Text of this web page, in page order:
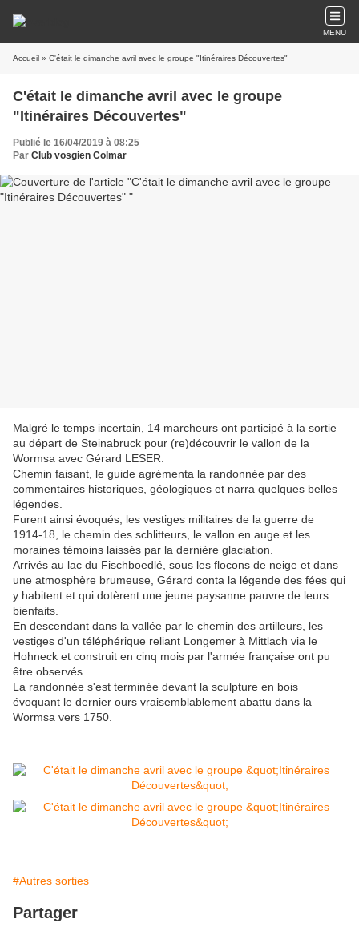
MENU
Accueil » C'était le dimanche avril avec le groupe "Itinéraires Découvertes"
C'était le dimanche avril avec le groupe
"Itinéraires Découvertes"
Publié le 16/04/2019 à 08:25
Par Club vosgien Colmar
Malgré le temps incertain, 14 marcheurs ont participé à la sortie
au départ de Steinabruck pour (re)découvrir le vallon de la
Wormsa avec Gérard LESER.
Chemin faisant, le guide agrémenta la randonnée par des
commentaires historiques, géologiques et narra quelques belles
légendes.
Furent ainsi évoqués, les vestiges militaires de la guerre de
1914-18, le chemin des schlitteurs, le vallon en auge et les
moraines témoins laissés par la dernière glaciation.
Arrivés au lac du Fischboedlé, sous les flocons de neige et dans
une atmosphère brumeuse, Gérard conta la légende des fées qui
y habitent et qui dotèrent une jeune paysanne pauvre de leurs
bienfaits.
En descendant dans la vallée par le chemin des artilleurs, les
vestiges d'un téléphérique reliant Longemer à Mittlach via le
Hohneck et construit en cinq mois par l'armée française ont pu
être observés.
La randonnée s'est terminée devant la sculpture en bois
évoquant le dernier ours vraisemblablement abattu dans la
Wormsa vers 1750.
#Autres sorties
Partager